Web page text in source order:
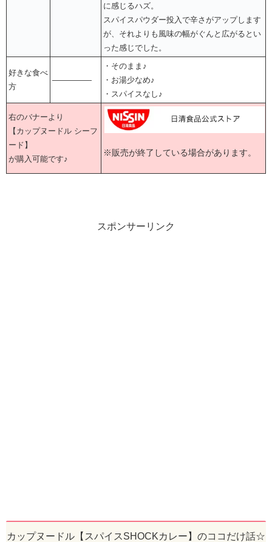
に感じるハズ。
スパイスパウダー投入で辛さがアップします
が、それよりも風味の幅がぐんと広がるとい
った感じでした。
好きな食べ
方
―――――
・そのまま♪
・お湯少なめ♪
・スパイスなし♪
右のバナーより
【カップヌードル シーフ
ード】
が購入可能です♪
※販売が終了している場合があります。
スポンサーリンク
カップヌードル【スパイスSHOCKカレー】のココだけ話☆